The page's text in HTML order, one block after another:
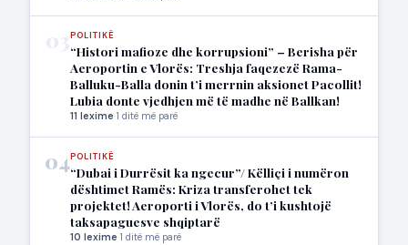
POLITIKË
“Histori mafioze dhe korrupsioni” – Berisha për
Aeroportin e Vlorës: Treshja faqezezë Rama-
Balluku-Balla donin t’i merrnin aksionet Pacollit!
Lubia donte vjedhjen më të madhe në Ballkan!
11 lexime·1 ditë më parë
04POLITIKË
“Dubai i Durrësit ka ngecur”/ Këlliçi i numëron
dështimet Ramës: Kriza transferohet tek
projektet! Aeroporti i Vlorës, do t’i kushtojë
taksapaguesve shqiptarë
10 lexime·1 ditë më parë